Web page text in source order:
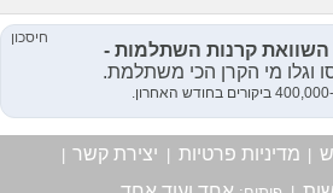
מדיניות פרטיות יצירת קשר